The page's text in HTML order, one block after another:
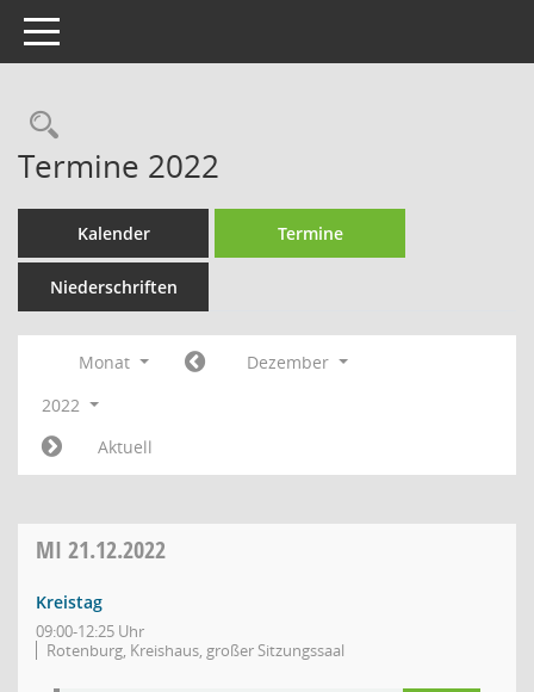
Toggle navigation
Rechercheauswahl
Termine 2022
Kalender Termine
Niederschriften
Monat
Dezember
2022
Aktuell
MI 21.12.2022
Kreistag
09:00-12:25 Uhr
Rotenburg, Kreishaus, großer Sitzungssaal